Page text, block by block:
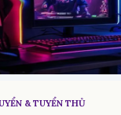
& TUYỂN THỦ